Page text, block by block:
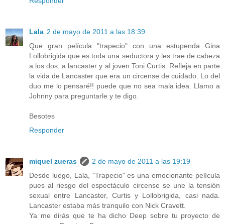
Lala 2 de mayo de 2011 a las 18:39
Que gran película "trapecio" con una estupenda Gina
Lollobrigida que es toda una seductora y les trae de cabeza
a los dos, a lancaster y al joven Toni Curtis. Refleja en parte
la vida de Lancaster que era un circense de cuidado. Lo del
duo me lo pensaré!! puede que no sea mala idea. Llamo a
Johnny para preguntarle y te digo.
Besotes
Responder
miquel zueras
2 de mayo de 2011 a las 19:19
Desde luego, Lala, "Trapecio" es una emocionante película
pues al riesgo del espectáculo circense se une la tensión
sexual entre Lancaster, Curtis y Lollobrigida, casi nada.
Lancaster estaba más tranquilo con Nick Cravett.
Ya me dirás que te ha dicho Deep sobre tu proyecto de